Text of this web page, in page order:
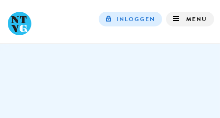
INLOGGEN MENU